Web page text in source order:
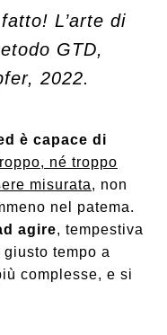
L’arte di
GTD,
2022.
è capace di
né troppo
misurata, non
nel patema.
agire, tempestiva
tempo a
complesse, e si